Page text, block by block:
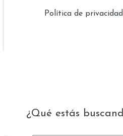
Política de privacidad
¿Qué estás